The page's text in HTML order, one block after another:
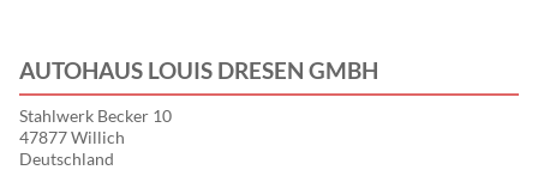
AUTOHAUS LOUIS DRESEN GMBH
Stahlwerk Becker 10
47877 Willich
Deutschland